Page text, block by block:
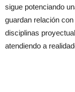
sigue potenciando
guardan relación
disciplinas
atendiendo a